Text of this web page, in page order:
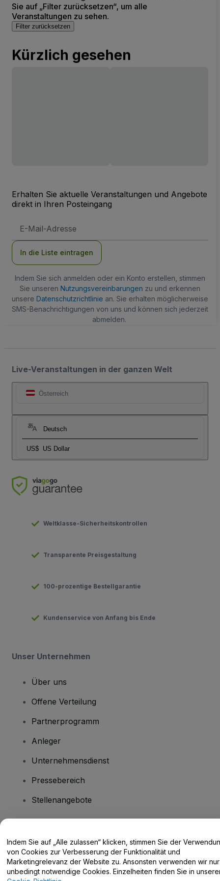
Sie auf „Filter zurücksetzen“, um alle
Veranstaltungen zu sehen.
Filter zurücksetzen
Kürzlich gesehen
Erhalten Sie aktuelle Veranstaltungen und Angebote
direkt in Ihren Posteingang
Mail-
In die Liste eintragen
Indem Sie sich anmelden oder ein Konto erstellen, stimmen
Sie unseren Nutzungsvereinbarungen zu und erkennen
unsere Datenschutzrichtlinie an. Sie erhalten möglicherweise
SMS-Benachrichtigungen von uns und können sich jederzeit
abmelden.
Live-Veranstaltungen in der ganzen Welt
Österreich
Deutsch
US$ US Dollar
Weltklasse-Sicherheitskontrollen
Transparente Preisgestaltung
100-prozentige Bestellgarantie
Kundenservice von Anfang bis Ende
Unser Unternehmen
Über uns
Offene Verteilung
Partnerprogramm
Anleger
Unternehmensdienst
Pressebereich
Stellenangebote
Hilfe-Center / Kontakt
Indem Sie auf „Alle zulassen“ klicken, stimmen Sie der
von Cookies zur Verbesserung der Funktionalität und
Marketingrelevanz der Website zu. Ansonsten verwenden wir nur
unbedingt notwendige Cookies. Einzelheiten finden Sie in